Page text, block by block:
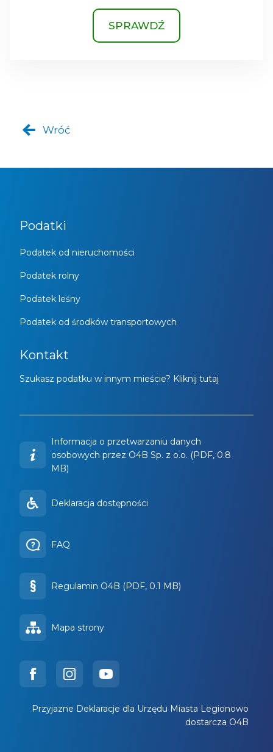
SPRAWDŹ
Wróć
Podatki
Podatek od nieruchomości
Podatek rolny
Podatek leśny
Podatek od środków transportowych
Kontakt
Szukasz podatku w innym mieście? Kliknij tutaj
Informacja o przetwarzaniu danych
osobowych przez O4B Sp. z o.o. (PDF, 0.8
MB)
Deklaracja dostępności
FAQ
Regulamin O4B (PDF, 0.1 MB)
Mapa strony
Przyjazne Deklaracje dla Urzędu Miasta Legionowo
dostarcza O4B